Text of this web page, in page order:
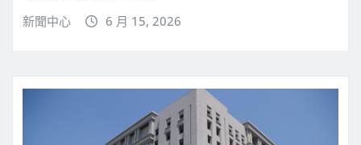
新聞中心 6 月 15, 2026